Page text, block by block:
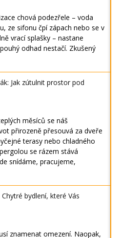
chová podezřele – voda
ze sifonu čpí zápach nebo se v
vrací splašky – nastane
odhad nestačí. Zkušený
Jak zútulnit prostor pod
měsíců se náš
přirozeně přesouvá za dveře
terasy nebo chladného
se rázem stává
snídáme, pracujeme,
bydlení, které Vás
znamenat omezení. Naopak,